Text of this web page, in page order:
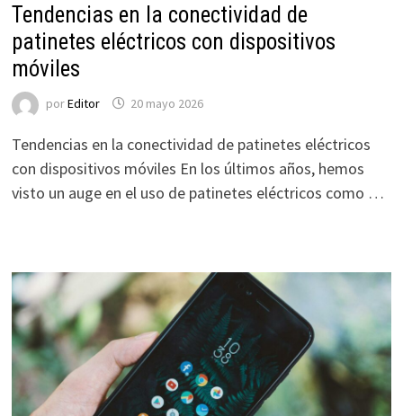
Tendencias en la conectividad de
patinetes eléctricos con dispositivos
móviles
porEditor 20 mayo 2026
Tendencias en la conectividad de patinetes eléctricos
con dispositivos móviles En los últimos años, hemos
visto un auge en el uso de patinetes eléctricos como …